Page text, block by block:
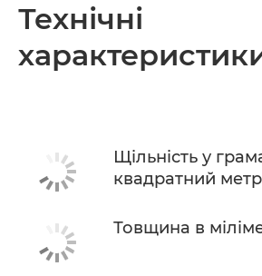
Технічні
Щільність у
квадратний метр
Товщина в